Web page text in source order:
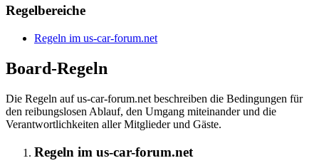
Regelbereiche
Regeln im us-car-forum.net
Board-Regeln
Die Regeln auf us-car-forum.net beschreiben die Bedingungen für
den reibungslosen Ablauf, den Umgang miteinander und die
Verantwortlichkeiten aller Mitglieder und Gäste.
Regeln im us-car-forum.net